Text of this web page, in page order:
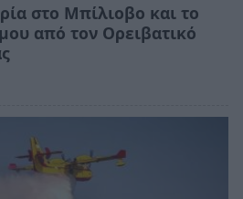
στο Μπίλιοβο και το
από τον Ορειβατικό